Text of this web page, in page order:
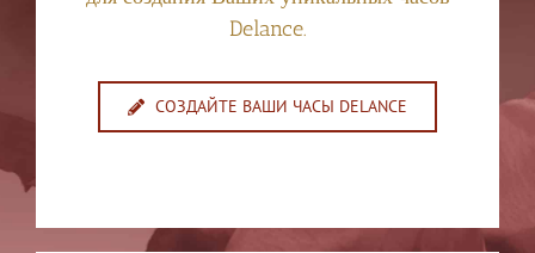
Delance.
СОЗДАЙТЕ ВАШИ ЧАСЫ DELANCE